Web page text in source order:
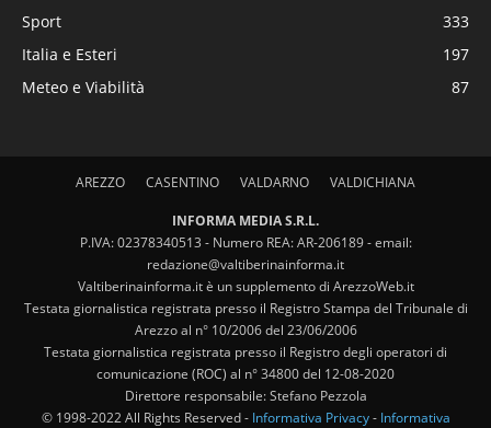
Sport
333
Italia e Esteri
197
Meteo e Viabilità
87
AREZZO CASENTINO VALDARNO VALDICHIANA
INFORMA MEDIA S.R.L.
P.IVA: 02378340513 - Numero REA: AR-206189 - email:
redazione@valtiberinainforma.it
Valtiberinainforma.it è un supplemento di ArezzoWeb.it
Testata giornalistica registrata presso il Registro Stampa del Tribunale di
Arezzo al n° 10/2006 del 23/06/2006
Testata giornalistica registrata presso il Registro degli operatori di
comunicazione (ROC) al n° 34800 del 12-08-2020
Direttore responsabile: Stefano Pezzola
© 1998-2022 All Rights Reserved - Informativa Privacy- Informativa